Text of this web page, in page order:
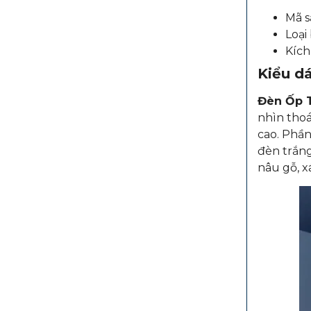
Mã
Loại
Kiểu
Đèn Ốp
nhìn
cao.
đèn
nâu gỗ,